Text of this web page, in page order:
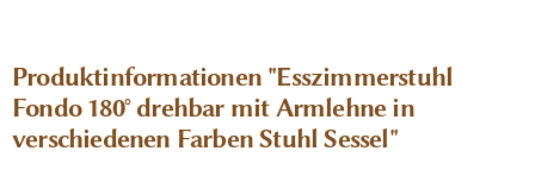
Produktinformationen "Esszimmerstuhl
Fondo 180° drehbar mit Armlehne in
verschiedenen Farben Stuhl Sessel"